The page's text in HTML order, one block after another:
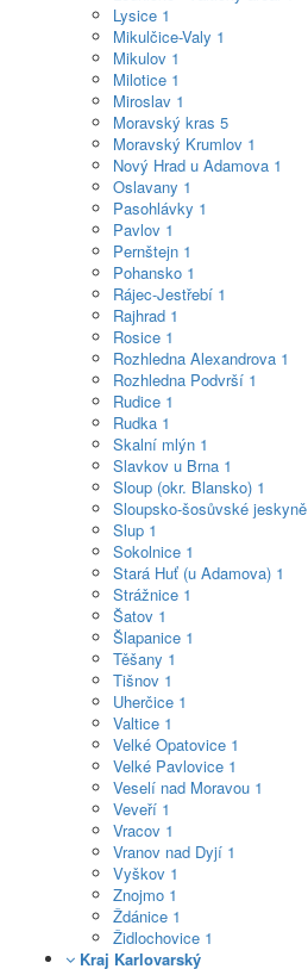
Lysice 1
Mikulčice-Valy 1
Mikulov 1
Milotice 1
Miroslav 1
Moravský kras 5
Moravský Krumlov 1
Nový Hrad u Adamova 1
Oslavany 1
Pasohlávky 1
Pavlov 1
Pernštejn 1
Pohansko 1
Rájec-Jestřebí 1
Rajhrad 1
Rosice 1
Rozhledna Alexandrova 1
Rozhledna Podvrší 1
Rudice 1
Rudka 1
Skalní mlýn 1
Slavkov u Brna 1
Sloup (okr. Blansko) 1
Sloupsko-šosůvské jeskyně
Slup 1
Sokolnice 1
Stará Huť (u Adamova) 1
Strážnice 1
Šatov 1
Šlapanice 1
Těšany 1
Tišnov 1
Uherčice 1
Valtice 1
Velké Opatovice 1
Velké Pavlovice 1
Veselí nad Moravou 1
Veveří 1
Vracov 1
Vranov nad Dyjí 1
Vyškov 1
Znojmo 1
Ždánice 1
Židlochovice 1
Kraj Karlovarský